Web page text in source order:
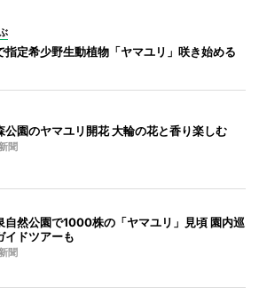
指定希少野生動植物「ヤマユリ」咲き始める
公園のヤマユリ開花 大輪の花と香り楽しむ
聞
自然公園で1000株の「ヤマユリ」見頃 園内巡
イドツアーも
聞